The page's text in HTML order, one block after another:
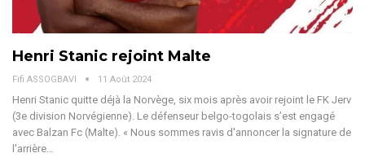
Henri Stanic rejoint Malte
Fifi ASSOGBAVI 11 Août 2024
Henri Stanic quitte déjà la Norvège, six mois après avoir rejoint le FK Jerv
(3e division Norvégienne). Le défenseur belgo-togolais s’est engagé
avec Balzan Fc (Malte). « Nous sommes ravis d'annoncer la signature de
l'arrière